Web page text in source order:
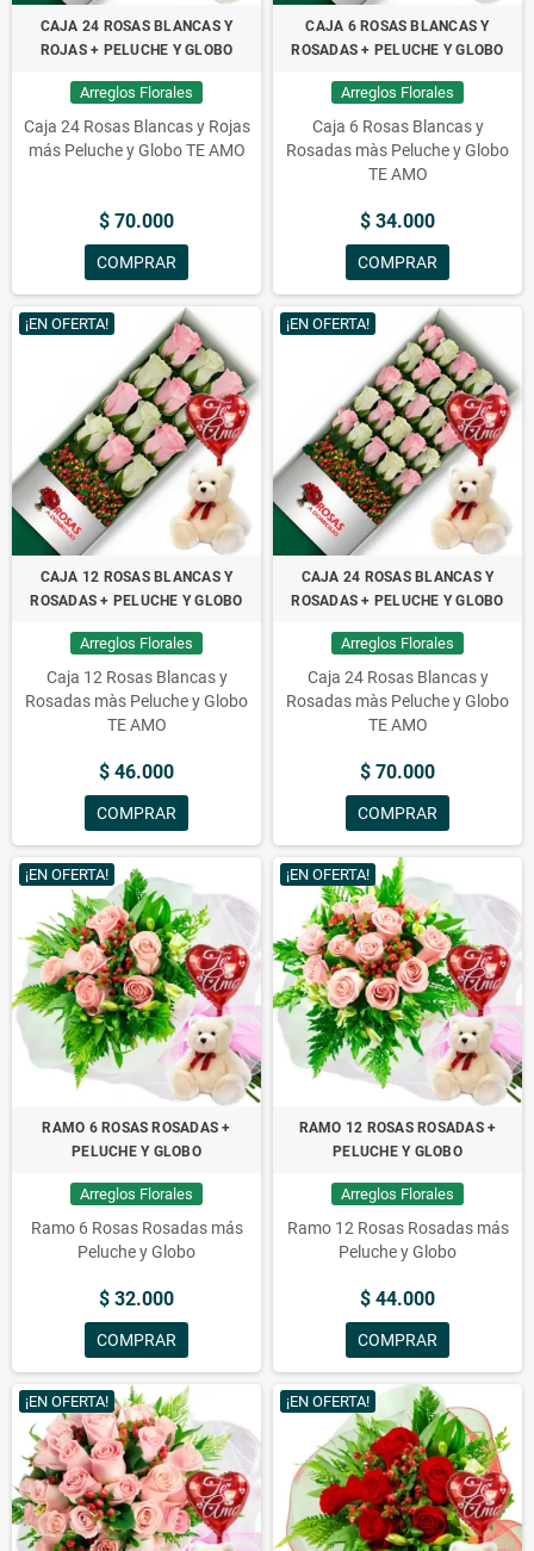
CAJA 24 ROSAS BLANCAS Y
ROJAS + PELUCHE Y GLOBO
Arreglos Florales
Caja 24 Rosas Blancas y Rojas
más Peluche y Globo TE AMO
$ 70.000
COMPRAR
CAJA 6 ROSAS BLANCAS Y
ROSADAS + PELUCHE Y GLOBO
Arreglos Florales
Caja 6 Rosas Blancas y
Rosadas màs Peluche y Globo
TE AMO
$ 34.000
COMPRAR
¡EN OFERTA!
CAJA 12 ROSAS BLANCAS Y
ROSADAS + PELUCHE Y GLOBO
Arreglos Florales
Caja 12 Rosas Blancas y
Rosadas màs Peluche y Globo
TE AMO
$ 46.000
COMPRAR
¡EN OFERTA!
CAJA 24 ROSAS BLANCAS Y
ROSADAS + PELUCHE Y GLOBO
Arreglos Florales
Caja 24 Rosas Blancas y
Rosadas màs Peluche y Globo
TE AMO
$ 70.000
COMPRAR
¡EN OFERTA!
RAMO 6 ROSAS ROSADAS +
PELUCHE Y GLOBO
Arreglos Florales
Ramo 6 Rosas Rosadas más
Peluche y Globo
$ 32.000
COMPRAR
¡EN OFERTA!
RAMO 12 ROSAS ROSADAS +
PELUCHE Y GLOBO
Arreglos Florales
Ramo 12 Rosas Rosadas más
Peluche y Globo
$ 44.000
COMPRAR
¡EN OFERTA! ¡EN OFERTA!